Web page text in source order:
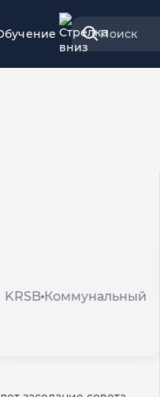
Поиск
KRSB Коммунальный